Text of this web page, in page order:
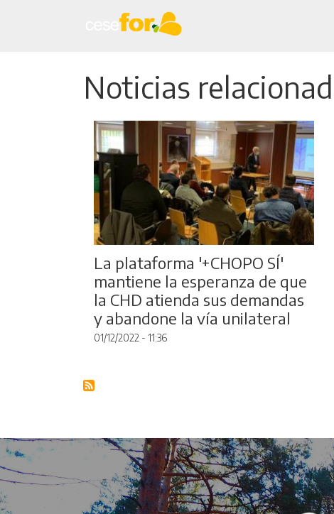
Noticias
La plataforma '+CHOPO SÍ'
mantiene la esperanza de que
la CHD atienda sus demandas
y abandone la vía unilateral
01/12/2022 - 11:36